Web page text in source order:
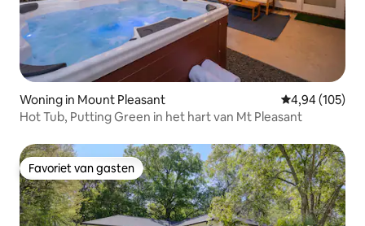
Woning in Mount Pleasant Gemiddelde
4,94 (105)
Hot Tub, Putting Green in het hart van Mt Pleasant
Favoriet van gasten
Favoriet van gasten